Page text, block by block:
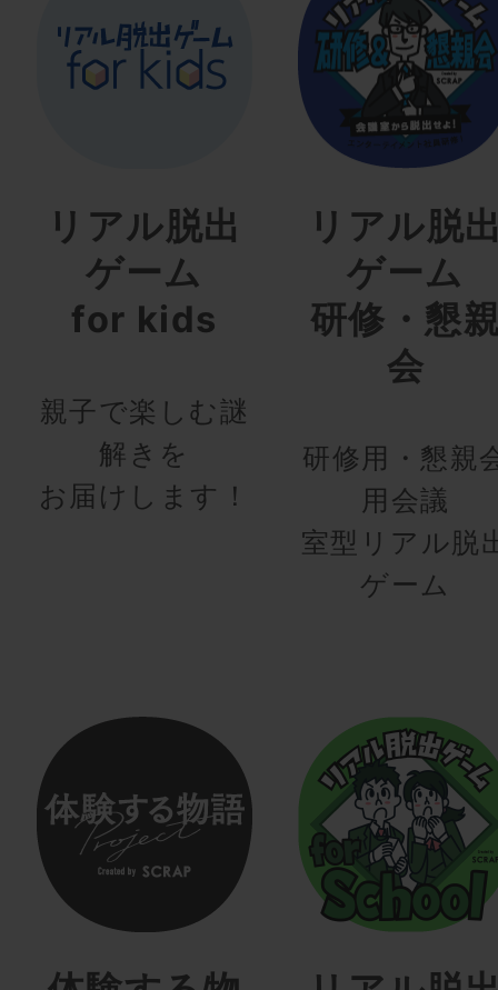
リアル脱出
ゲーム
for kids
親子で楽しむ謎
解きを
お届けします！
リアル脱
ゲーム
研修・懇
会
研修用・懇親
用会議
室型リアル脱
ゲーム